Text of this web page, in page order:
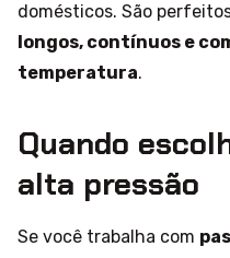
domésticos. São
longos, contínuos e
temperatura.
Quando
alta pressão
Se você trabalha com